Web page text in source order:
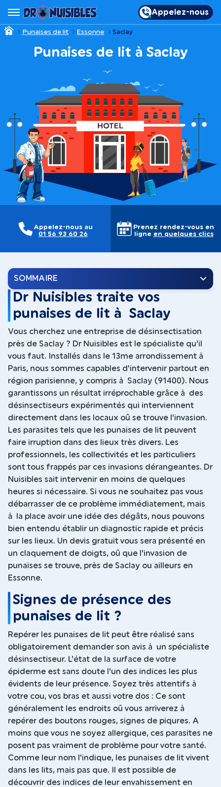
Appelez-nous
Punaises de lit Essonne Saclay
Punaises de lit à Saclay
Appelez-nous au
01 56 93 60 26
Prenez rendez-vous en
ligne en quelques clics
SOMMAIRE
Dr Nuisibles traite vos
punaises de lit à Saclay
Vous cherchez une entreprise de désinsectisation
près de Saclay ? Dr Nuisibles est le spécialiste qu'il
vous faut. Installés dans le 13me arrondissement à
Paris, nous sommes capables d'intervenir partout en
région parisienne, y compris à Saclay (91400). Nous
garantissons un résultat irréprochable grâce à des
désinsectiseurs expérimentés qui interviennent
directement dans les locaux oû se trouve l'invasion.
Les parasites tels que les punaises de lit peuvent
faire irruption dans des lieux très divers. Les
professionnels, les collectivités et les particuliers
sont tous frappés par ces invasions dérangeantes. Dr
Nuisibles sait intervenir en moins de quelques
heures si nécessaire. Si vous ne souhaitez pas vous
débarrasser de ce problème immédiatement, mais
à la place avoir une idée des dégâts, nous pouvons
bien entendu établir un diagnostic rapide et précis
sur les lieux. Un devis gratuit vous sera présenté en
un claquement de doigts, oû que l'invasion de
punaises se trouve, près de Saclay ou ailleurs en
Essonne.
Signes de présence des
punaises de lit ?
Repérer les punaises de lit peut être réalisé sans
obligatoirement demander son avis à un spécialiste
désinsectiseur. L'état de la surface de votre
épiderme est sans doute l'un des indices les plus
évidents de leur présence. Soyez très attentifs à
votre cou, vos bras et aussi votre dos : Ce sont
généralement les endroits oû vous arriverez à
repérer des boutons rouges, signes de piqures. A
moins que vous ne soyez allergique, ces parasites ne
posent pas vraiment de problème pour votre santé.
Comme leur nom l'indique, les punaises de lit vivent
dans les lits, mais pas que. Il est possible de
découvrir des indices de leur envahissement en